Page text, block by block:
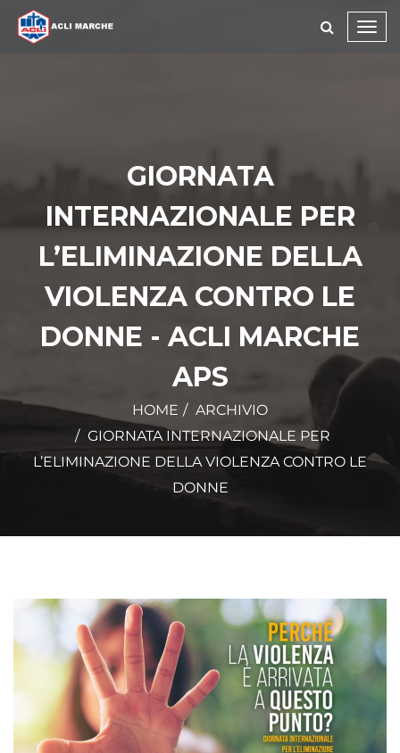
GIORNATA
INTERNAZIONALE PER
L’ELIMINAZIONE DELLA
VIOLENZA CONTRO LE
DONNE - ACLI MARCHE
APS
HOME
ARCHIVIO
GIORNATA INTERNAZIONALE PER
L’ELIMINAZIONE DELLA VIOLENZA CONTRO LE
DONNE